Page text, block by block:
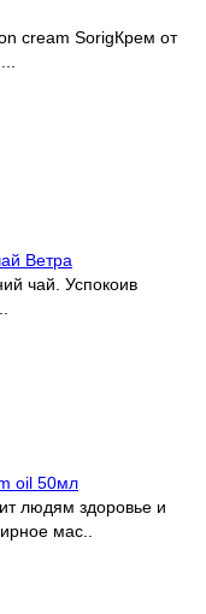
cream SorigКрем от
Ветра
чай. Успокоив
oil 50мл
людям здоровье и
мас..